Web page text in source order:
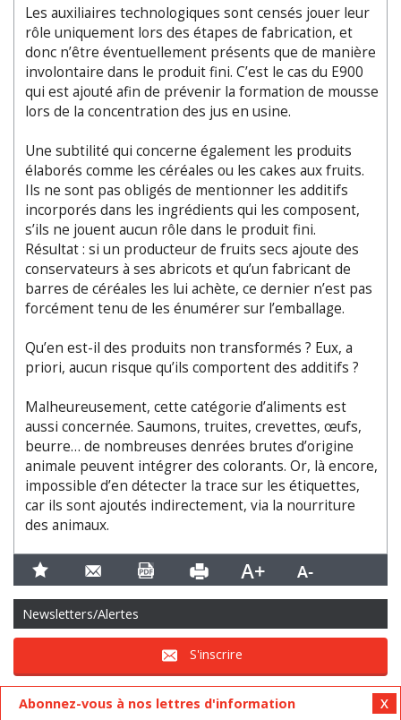
Les auxiliaires technologiques sont censés jouer leur
rôle uniquement lors des étapes de fabrication, et
donc n’être éventuellement présents que de manière
involontaire dans le produit fini. C’est le cas du E900
qui est ajouté afin de prévenir la formation de mousse
lors de la concentration des jus en usine.
Une subtilité qui concerne également les produits
élaborés comme les céréales ou les cakes aux fruits.
Ils ne sont pas obligés de mentionner les additifs
incorporés dans les ingrédients qui les composent,
s’ils ne jouent aucun rôle dans le produit fini.
Résultat : si un producteur de fruits secs ajoute des
conservateurs à ses abricots et qu’un fabricant de
barres de céréales les lui achète, ce dernier n’est pas
forcément tenu de les énumérer sur l’emballage.
Qu’en est-il des produits non transformés ? Eux, a
priori, aucun risque qu’ils comportent des additifs ?
Malheureusement, cette catégorie d’aliments est
aussi concernée. Saumons, truites, crevettes, œufs,
beurre… de nombreuses denrées brutes d’origine
animale peuvent intégrer des colorants. Or, là encore,
impossible d’en détecter la trace sur les étiquettes,
car ils sont ajoutés indirectement, via la nourriture
des animaux.
Newsletters/Alertes
S'inscrire
Abonnez-vous à nos lettres d'information